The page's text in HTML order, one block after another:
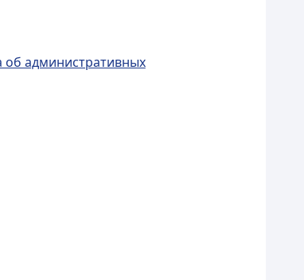
об административных